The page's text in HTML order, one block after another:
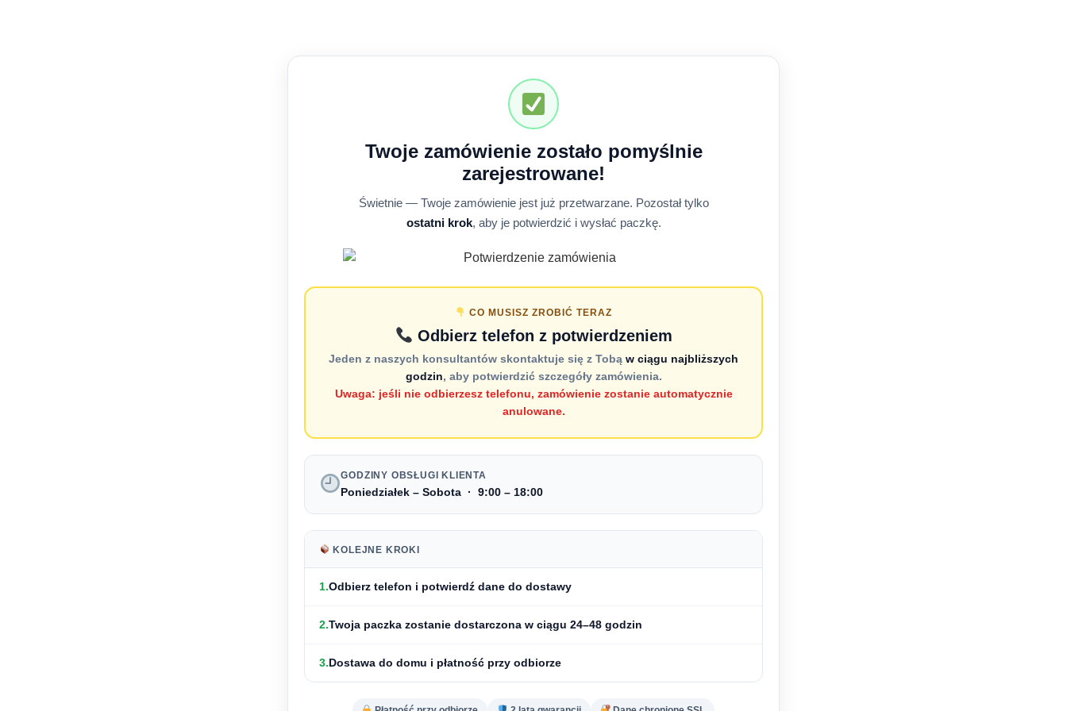
Twoje zamówienie zostało pomyślnie
zarejestrowane!
Świetnie — Twoje zamówienie jest już przetwarzane. Pozostał tylko
ostatni krok, aby je potwierdzić i wysłać paczkę.
CO MUSISZ ZROBIĆ TERAZ
Odbierz telefon z potwierdzeniem
Jeden z naszych konsultantów skontaktuje się z Tobą w ciągu najbliższych
godzin, aby potwierdzić szczegóły zamówienia.
Uwaga: jeśli nie odbierzesz telefonu, zamówienie zostanie automatycznie
anulowane.
GODZINY OBSŁUGI KLIENTA
Poniedziałek – Sobota · 9:00 – 18:00
KOLEJNE KROKI
1.Odbierz telefon i potwierdź dane do dostawy
2.Twoja paczka zostanie dostarczona w ciągu 24–48 godzin
3.Dostawa do domu i płatność przy odbiorze